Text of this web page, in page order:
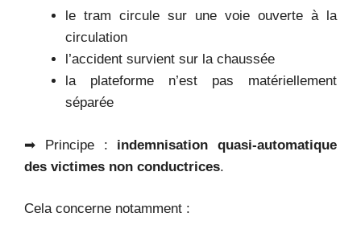
le tram circule sur une voie ouverte à la
circulation
l’accident survient sur la chaussée
la plateforme n’est pas matériellement
séparée
➡ Principe : indemnisation quasi-automatique
des victimes non conductrices.
Cela concerne notamment :